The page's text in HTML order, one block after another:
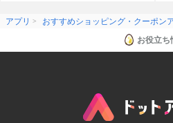
アプリ おすすめショッピング・クーポン
お役立ち